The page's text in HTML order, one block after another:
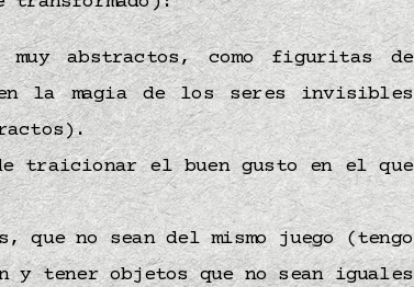
muy abstractos, como figuritas de
la magia de los seres invisibles
traicionar el buen gusto en el que
que no sean del mismojuego(tengo
y tener objetos que no sean iguales